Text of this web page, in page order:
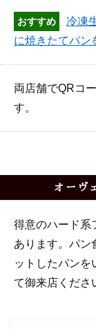
おすすめ
冷凍
に焼きたてパン
両店舗でQRコ
す。
オーヴ
得意のハード系
あります。パン
ットしたパンを
て御来店くださ